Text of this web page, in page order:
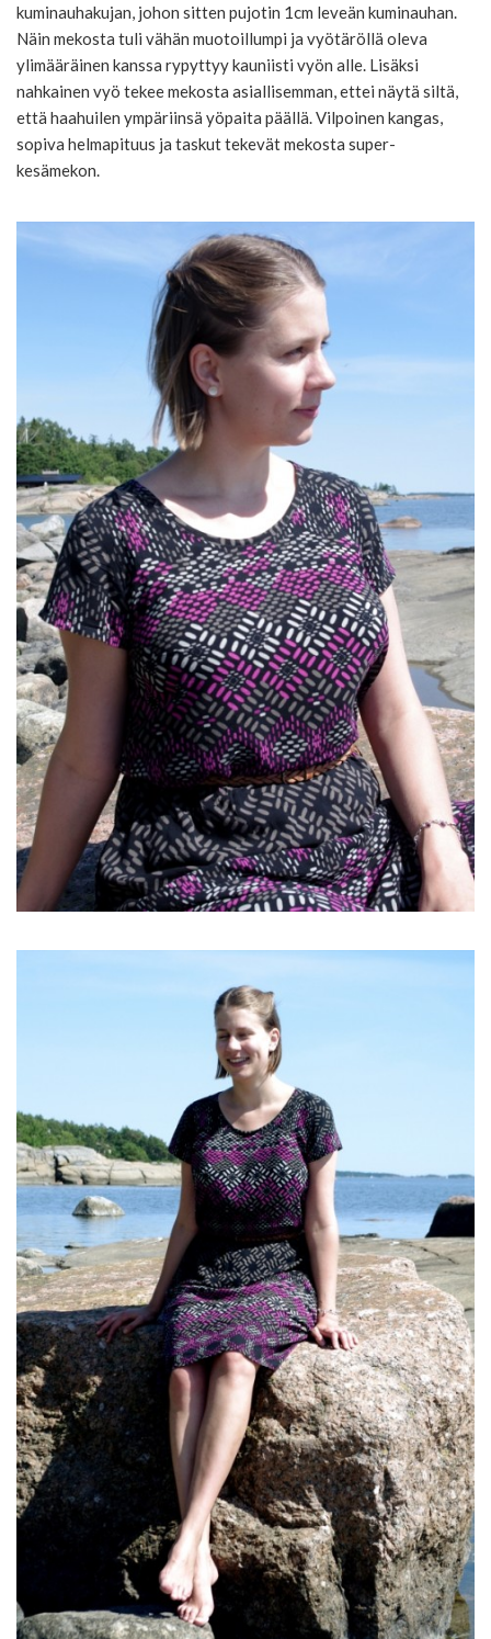
kuminauhakujan, johon sitten pujotin 1cm leveän kuminauhan.
Näin mekosta tuli vähän muotoillumpi ja vyötäröllä oleva
ylimääräinen kanssa rypyttyy kauniisti vyön alle. Lisäksi
nahkainen vyö tekee mekosta asiallisemman, ettei näytä siltä,
että haahuilen ympäriinsä yöpaita päällä. Vilpoinen kangas,
sopiva helmapituus ja taskut tekevät mekosta super-
kesämekon.